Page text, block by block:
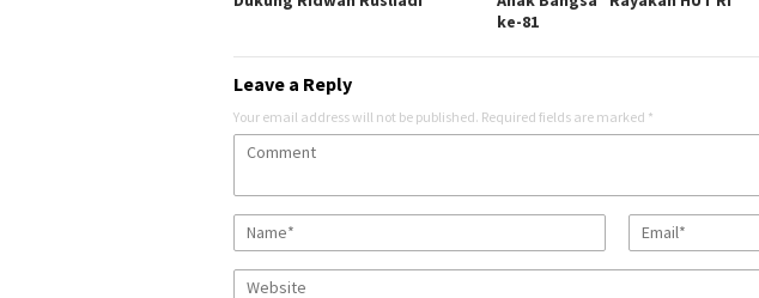
ke-81
Leave a Reply
Your email address will not be published. Required fields are marked *